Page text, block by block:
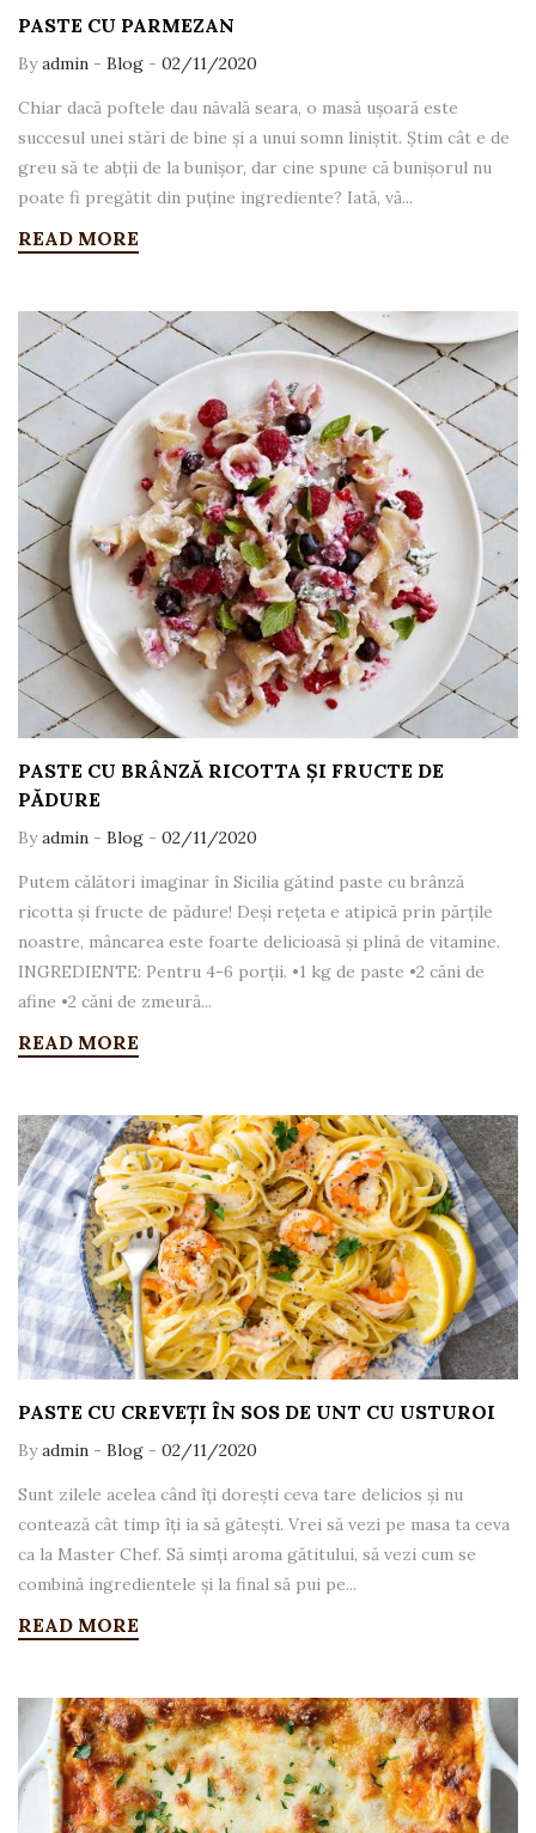
PASTE CU PARMEZAN
Byadmin - Blog - 02/11/2020
Chiar dacă poftele dau năvală seara, o masă ușoară este
succesul unei stări de bine și a unui somn liniștit. Știm cât e de
greu să te abții de la bunișor, dar cine spune că bunișorul nu
poate fi pregătit din puține ingrediente? Iată, vă...
READ MORE
PASTE CU BRÂNZĂ RICOTTA ȘI FRUCTE DE
PĂDURE
Byadmin - Blog - 02/11/2020
Putem călători imaginar în Sicilia gătind paste cu brânză
ricotta și fructe de pădure! Deși rețeta e atipică prin părțile
noastre, mâncarea este foarte delicioasă și plină de vitamine.
INGREDIENTE: Pentru 4-6 porții. •1 kg de paste •2 căni de
afine •2 căni de zmeură...
READ MORE
PASTE CU CREVEȚI ÎN SOS DE UNT CU USTUROI
Byadmin - Blog - 02/11/2020
Sunt zilele acelea când îți dorești ceva tare delicios și nu
contează cât timp îți ia să gătești. Vrei să vezi pe masa ta ceva
ca la Master Chef. Să simți aroma gătitului, să vezi cum se
combină ingredientele și la final să pui pe...
READ MORE